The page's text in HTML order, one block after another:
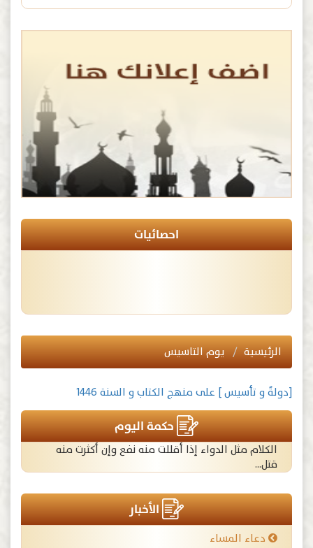
احصائيات
الرئيسية يوم التاسيس
[دولةٌ و تأسيس ] على منهج الكتاب و السنة 1446
حكمة اليوم
الكلام مثل الدواء إذا أقللت منه نفع وإن أكثرت منه
قتل...
الأخبار
دعاء المساء